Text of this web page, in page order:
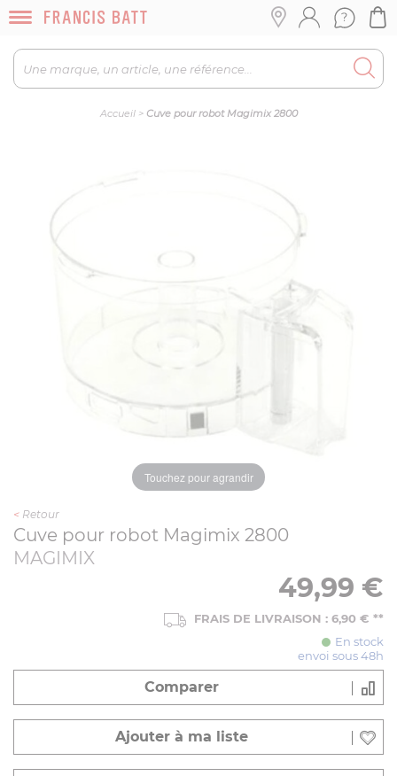
Accueil> Cuve pour robot Magimix 2800
Touchez pour agrandir
< Retour
Cuve pour robot Magimix 2800
MAGIMIX
49,99 €
FRAIS DE LIVRAISON : 6,90 € **
En stock
envoi sous 48h
Comparer
Ajouter à ma liste